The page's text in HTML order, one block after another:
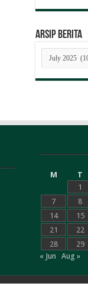
ARSIP BERITA
ARSIP
BERITA
M
T
1
7
8
14
15
21
22
28
29
« Jun
Aug »